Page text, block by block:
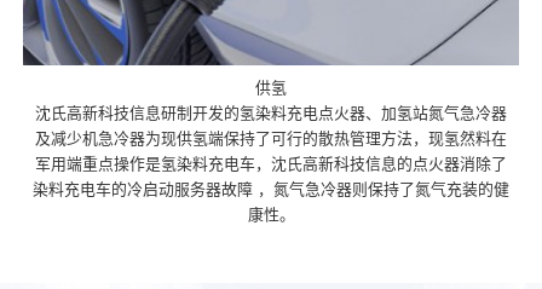
供氢
沈氏高新科技信息研制开发的氢染料充电点火器、加氢站氮气急冷器
及减少机急冷器为现供氢端保持了可行的散热管理方法，现氢然料在
军用端重点操作是氢染料充电车，沈氏高新科技信息的点火器消除了
染料充电车的冷启动服务器故障 ，氮气急冷器则保持了氮气充装的健
康性。